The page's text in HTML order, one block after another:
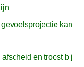
kan
afscheid en troost bij